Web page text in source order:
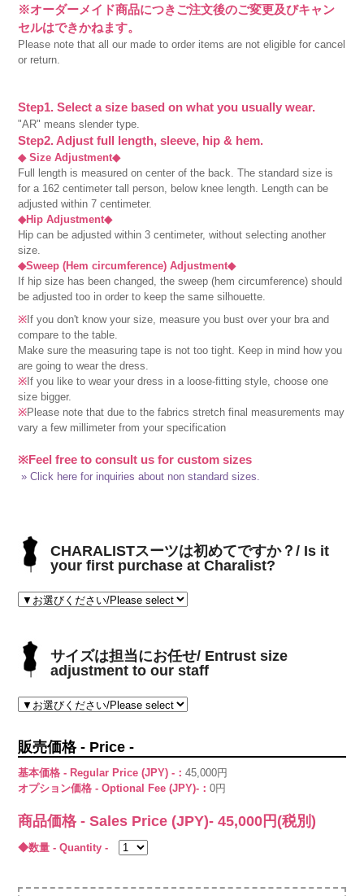
※オーダーメイド商品につきご注文後のご変更及びキャン
セルはできかねます。
Please note that all our made to order items are not eligible for cancel
or return.
Step1. Select a size based on what you usually wear.
"AR" means slender type.
Step2. Adjust full length, sleeve, hip & hem.
◆ Size Adjustment◆
Full length is measured on center of the back. The standard size is
for a 162 centimeter tall person, below knee length. Length can be
adjusted within 7 centimeter.
◆Hip Adjustment◆
Hip can be adjusted within 3 centimeter, without selecting another
size.
◆Sweep (Hem circumference) Adjustment◆
If hip size has been changed, the sweep (hem circumference) should
be adjusted too in order to keep the same silhouette.
※ If you don't know your size, measure you bust over your bra and
compare to the table.
Make sure the measuring tape is not too tight. Keep in mind how you
are going to wear the dress.
※ If you like to wear your dress in a loose-fitting style, choose one
size bigger.
※Please note that due to the fabrics stretch final measurements may
vary a few millimeter from your specification
※Feel free to consult us for custom sizes
» Click here for inquiries about non standard sizes.
CHARALISTスーツは初めてですか？/ Is it
your first purchase at Charalist?
サイズは担当にお任せ/ Entrust size
adjustment to our staff
販売価格 - Price -
基本価格 - Regular Price (JPY) -：45,000円
オプション価格 - Optional Fee (JPY)-：0円
商品価格 - Sales Price (JPY)-45,000 円(税別)
◆数量 - Quantity -